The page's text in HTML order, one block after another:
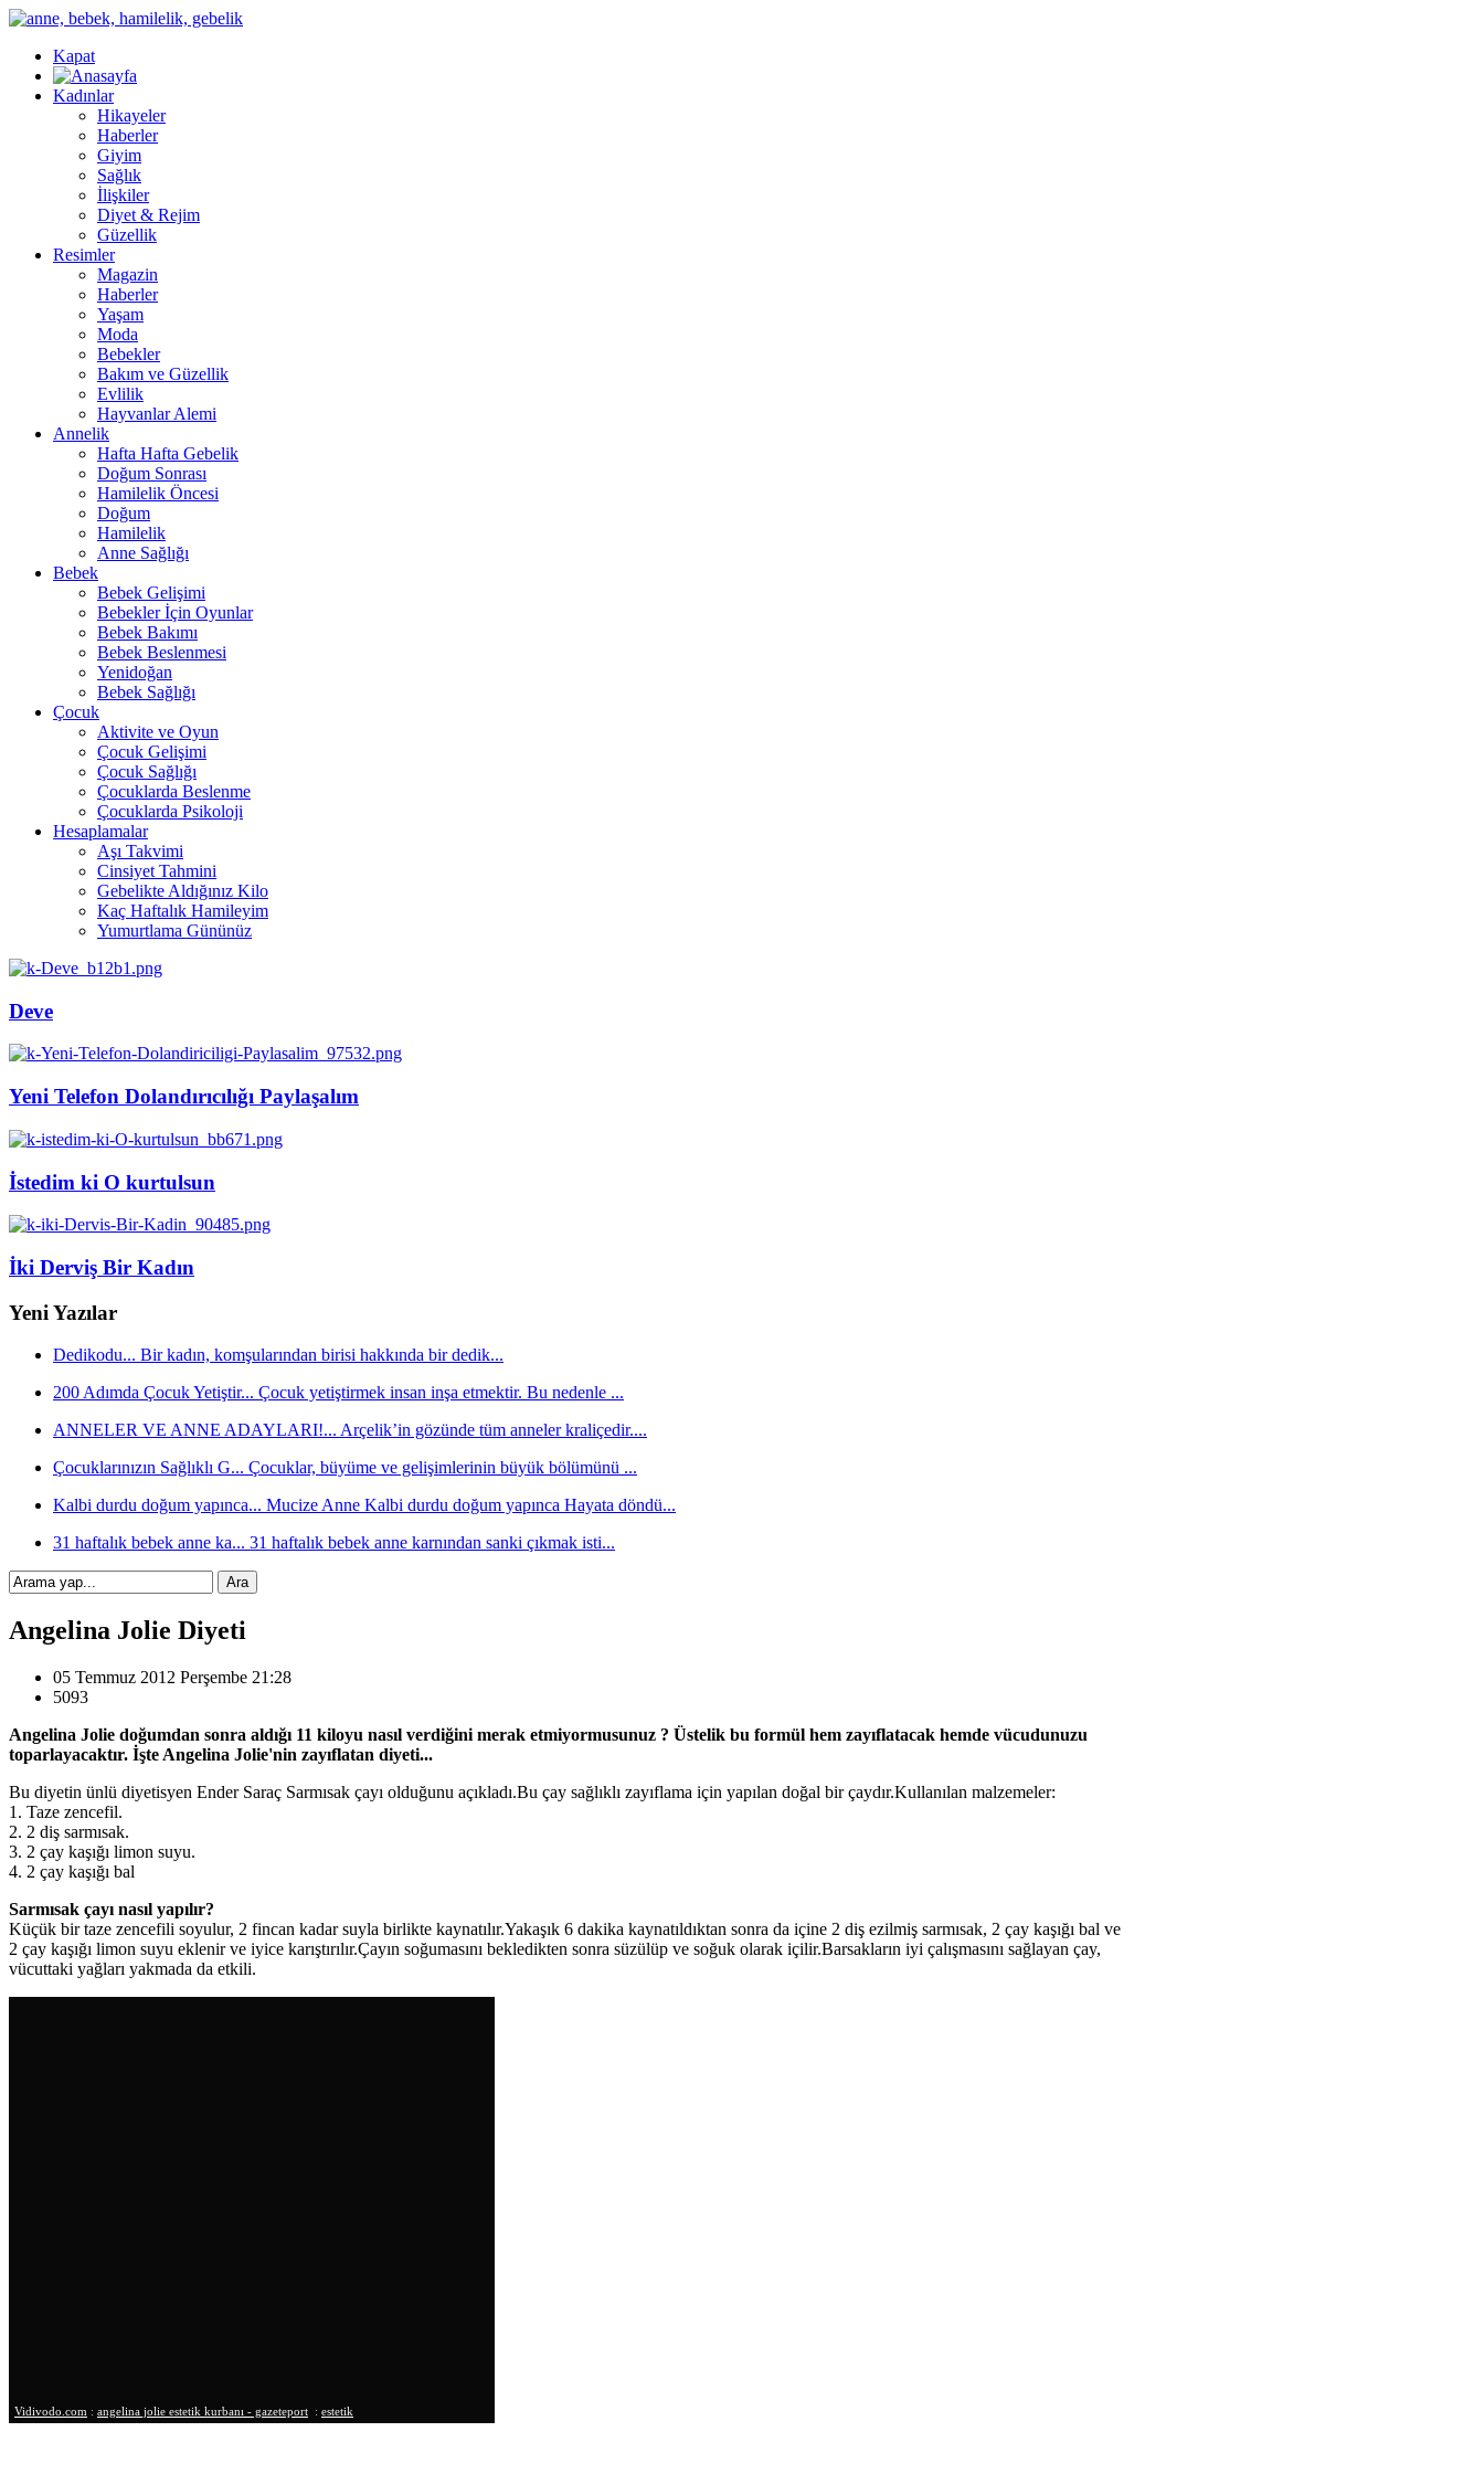
Kapat
Kadınlar
Hikayeler
Haberler
Giyim
Sağlık
İlişkiler
Diyet & Rejim
Güzellik
Resimler
Magazin
Haberler
Yaşam
Moda
Bebekler
Bakım ve Güzellik
Evlilik
Hayvanlar Alemi
Annelik
Hafta Hafta Gebelik
Doğum Sonrası
Hamilelik Öncesi
Doğum
Hamilelik
Anne Sağlığı
Bebek
Bebek Gelişimi
Bebekler İçin Oyunlar
Bebek Bakımı
Bebek Beslenmesi
Yenidoğan
Bebek Sağlığı
Çocuk
Aktivite ve Oyun
Çocuk Gelişimi
Çocuk Sağlığı
Çocuklarda Beslenme
Çocuklarda Psikoloji
Hesaplamalar
Aşı Takvimi
Cinsiyet Tahmini
Gebelikte Aldığınız Kilo
Kaç Haftalık Hamileyim
Yumurtlama Gününüz
Deve
Yeni Telefon Dolandırıcılığı Paylaşalım
İstedim ki O kurtulsun
İki Derviş Bir Kadın
Yeni Yazılar
Dedikodu... Bir kadın, komşularından birisi hakkında bir dedik...
200 Adımda Çocuk Yetiştir... Çocuk yetiştirmek insan inşa etmektir. Bu nedenle ...
ANNELER VE ANNE ADAYLARI!... Arçelik’in gözünde tüm anneler kraliçedir....
Çocuklarınızın Sağlıklı G... Çocuklar, büyüme ve gelişimlerinin büyük bölümünü ...
Kalbi durdu doğum yapınca... Mucize Anne Kalbi durdu doğum yapınca Hayata döndü...
31 haftalık bebek anne ka... 31 haftalık bebek anne karnından sanki çıkmak isti...
Angelina Jolie Diyeti
05 Temmuz 2012 Perşembe 21:28
5093
Angelina Jolie doğumdan sonra aldığı 11 kiloyu nasıl verdiğini merak etmiyormusunuz ? Üstelik bu formül hem zayıflatacak hemde vücudunuzu
toparlayacaktır. İşte Angelina Jolie'nin zayıflatan diyeti...
Bu diyetin ünlü diyetisyen Ender Saraç Sarmısak çayı olduğunu açıkladı.Bu çay sağlıklı zayıflama için yapılan doğal bir çaydır.Kullanılan malzemeler:
1. Taze zencefil.
2. 2 diş sarmısak.
3. 2 çay kaşığı limon suyu.
4. 2 çay kaşığı bal
Sarmısak çayı nasıl yapılır?
Küçük bir taze zencefili soyulur, 2 fincan kadar suyla birlikte kaynatılır.Yakaşık 6 dakika kaynatıldıktan sonra da içine 2 diş ezilmiş sarmısak, 2 çay kaşığı bal ve
2 çay kaşığı limon suyu eklenir ve iyice karıştırılır.Çayın soğumasını bekledikten sonra süzülüp ve soğuk olarak içilir.Barsakların iyi çalışmasını sağlayan çay,
vücuttaki yağları yakmada da etkili.
Vidivodo.com : angelina jolie estetik kurbanı - gazeteport : estetik